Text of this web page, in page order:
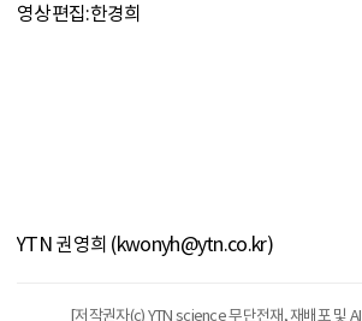
영상편집:한경희
YTN 권영희 (kwonyh@ytn.co.kr)
[저작권자(c) YTN science 무단전재, 재배포 및